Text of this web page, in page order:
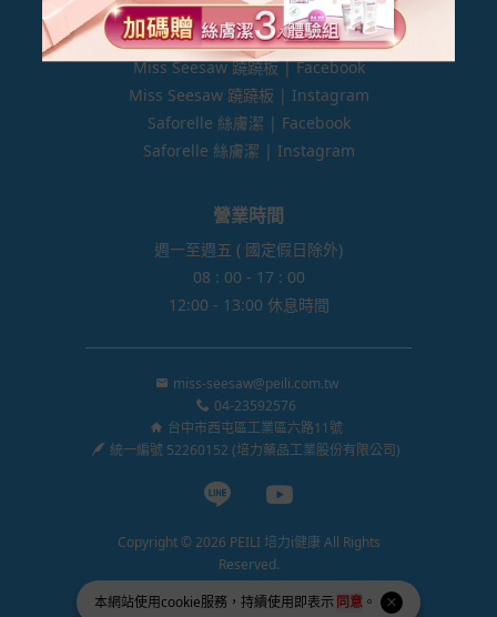
本網站使用cookie服務，持續使用即表示 同意 。
品牌社群
Miss Seesaw 蹺蹺板 | Facebook
Miss Seesaw 蹺蹺板 | Instagram
Saforelle 絲膚潔 | Facebook
Saforelle 絲膚潔 | Instagram
營業時間
週一至週五 ( 國定假日除外)
08 : 00 - 17 : 00
12:00 - 13:00 休息時間
miss-seesaw@peili.com.tw
04-23592576
台中市西屯區工業區六路11號
統一編號 52260152 (培力藥品工業股份有限公司)
Line pageYoutube page
Copyright © 2026 PEILI 培力i健康 All Rights
Reserved.
Powered byBVSHOP.